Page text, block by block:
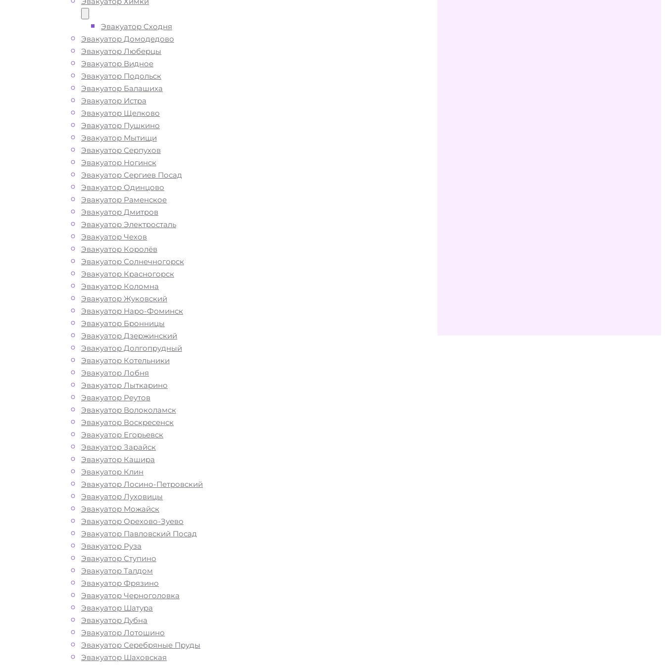
Эвакуатор Сходня
Эвакуатор Домодедово
Эвакуатор Люберцы
Эвакуатор Видное
Эвакуатор Подольск
Эвакуатор Балашиха
Эвакуатор Истра
Эвакуатор Щелково
Эвакуатор Пушкино
Эвакуатор Мытищи
Эвакуатор Серпухов
Эвакуатор Ногинск
Эвакуатор Сергиев Посад
Эвакуатор Одинцово
Эвакуатор Раменское
Эвакуатор Дмитров
Эвакуатор Электросталь
Эвакуатор Чехов
Эвакуатор Королёв
Эвакуатор Солнечногорск
Эвакуатор Красногорск
Эвакуатор Коломна
Эвакуатор Жуковский
Эвакуатор Наро-Фоминск
Эвакуатор Бронницы
Эвакуатор Дзержинский
Эвакуатор Долгопрудный
Эвакуатор Котельники
Эвакуатор Лобня
Эвакуатор Лыткарино
Эвакуатор Реутов
Эвакуатор Волоколамск
Эвакуатор Воскресенск
Эвакуатор Егорьевск
Эвакуатор Зарайск
Эвакуатор Кашира
Эвакуатор Клин
Эвакуатор Лосино-Петровский
Эвакуатор Луховицы
Эвакуатор Можайск
Эвакуатор Орехово-Зуево
Эвакуатор Павловский Посад
Эвакуатор Руза
Эвакуатор Ступино
Эвакуатор Талдом
Эвакуатор Фрязино
Эвакуатор Черноголовка
Эвакуатор Шатура
Эвакуатор Дубна
Эвакуатор Лотошино
Эвакуатор Серебряные Пруды
Эвакуатор Шаховская
ТЕЛЕФОН
Как перевезти
авто в Обухово?
Перевозка автомобиля по Обухово
эвакуатором «МОБИ» дешево, круглосуточно
и срочно – это возможность быстро и без
лишних затрат решить возникшие
проблемы с автомобилем и получить
помощь на дороге. Мы рады предложить
вам свои услуги по вызову автоэвакуатора.
Звоните по телефону — у нас вы найдете
все, что нужно для оперативной и
безопасной эвакуации вашего авто:
доступные цены, круглосуточную связь и
профессиональных водителей с большим
опытом работы. Мы предлагаем